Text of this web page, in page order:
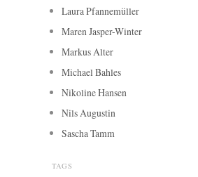
Laura Pfannemüller
Maren Jasper-Winter
Markus Alter
Michael Bahles
Nikoline Hansen
Nils Augustin
Sascha Tamm
TAGS